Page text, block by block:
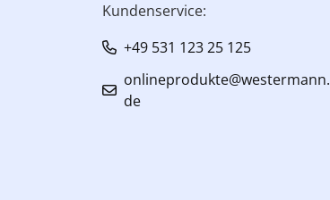
Kundenservice:
+49 531 123 25 125
onlineprodukte@westermann.
de